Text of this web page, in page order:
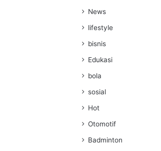
News
lifestyle
bisnis
Edukasi
bola
sosial
Hot
Otomotif
Badminton